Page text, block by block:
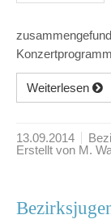
Weiterlesen
13.09.2014
Erstellt von M.